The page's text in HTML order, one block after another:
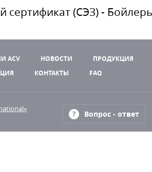
сертификат (СЭЗ) -
ACV НОВОСТИ
ПРОДУКЦИЯ
КОНТАКТЫ FAQ
Вопрос - ответ